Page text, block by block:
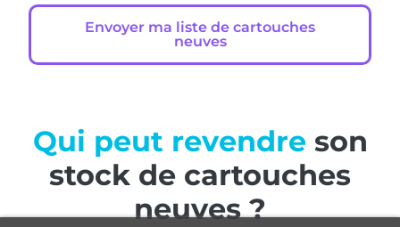
Envoyer ma liste de cartouches
neuves
Qui peut revendre son
stock de cartouches
neuves ?